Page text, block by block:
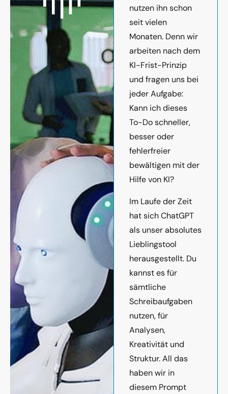
nutzen ihn schon
seit vielen
Monaten. Denn wir
arbeiten nach dem
KI-Frist-Prinzip
und fragen uns bei
jeder Aufgabe:
Kann ich dieses
To-Do schneller,
besser oder
fehlerfreier
bewältigen mit der
Hilfe von KI?
Im Laufe der Zeit
hat sich ChatGPT
als unser absolutes
Lieblingstool
herausgestellt. Du
kannst es für
sämtliche
Schreibaufgaben
nutzen, für
Analysen,
Kreativität und
Struktur. All das
haben wir in
diesem Prompt